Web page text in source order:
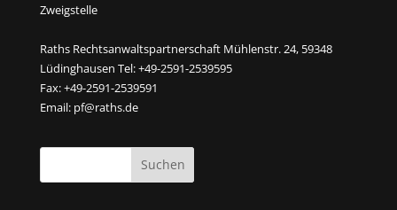
Zweigstelle
Raths Rechtsanwaltspartnerschaft Mühlenstr. 24, 59348
Lüdinghausen Tel: +49-2591-2539595
Fax: +49-2591-2539591
Email: pf@raths.de